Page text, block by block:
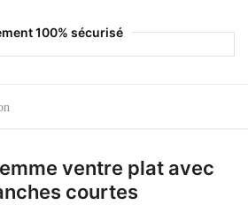
100% sécurisé
ventre plat avec
courtes